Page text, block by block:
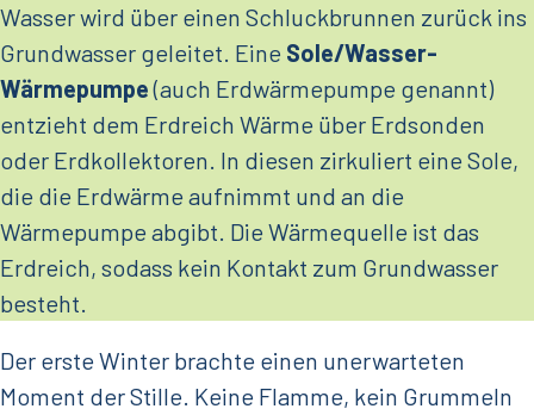
Wasser wird über einen Schluckbrunnen zurück ins
Grundwasser geleitet. Eine Sole/Wasser-
Wärmepumpe(auch Erdwärmepumpe genannt)
entzieht dem Erdreich Wärme über Erdsonden
oder Erdkollektoren. In diesen zirkuliert eine Sole,
die die Erdwärme aufnimmt und an die
Wärmepumpe abgibt. Die Wärmequelle ist das
Erdreich, sodass kein Kontakt zum Grundwasser
besteht.
Der erste Winter brachte einen unerwarteten
Moment der Stille. Keine Flamme, kein Grummeln